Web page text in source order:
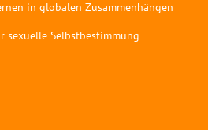
in globalen Zusammenhängen
sexuelle Selbstbestimmung